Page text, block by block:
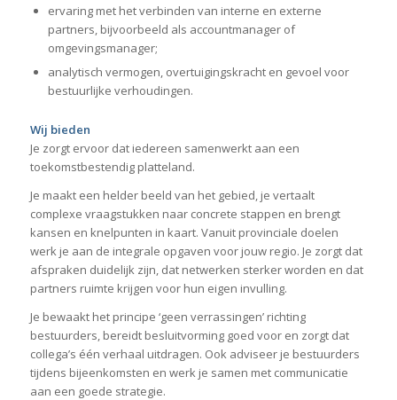
ervaring met het verbinden van interne en externe
partners, bijvoorbeeld als accountmanager of
omgevingsmanager;
analytisch vermogen, overtuigingskracht en gevoel voor
bestuurlijke verhoudingen.
Wij bieden
Je zorgt ervoor dat iedereen samenwerkt aan een
toekomstbestendig platteland.
Je maakt een helder beeld van het gebied, je vertaalt
complexe vraagstukken naar concrete stappen en brengt
kansen en knelpunten in kaart. Vanuit provinciale doelen
werk je aan de integrale opgaven voor jouw regio. Je zorgt dat
afspraken duidelijk zijn, dat netwerken sterker worden en dat
partners ruimte krijgen voor hun eigen invulling.
Je bewaakt het principe ‘geen verrassingen’ richting
bestuurders, bereidt besluitvorming goed voor en zorgt dat
collega’s één verhaal uitdragen. Ook adviseer je bestuurders
tijdens bijeenkomsten en werk je samen met communicatie
aan een goede strategie.